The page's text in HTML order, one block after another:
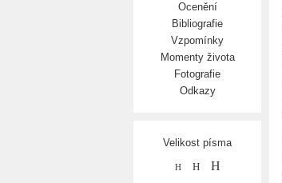
Ocenění
Bibliografie
Vzpomínky
Momenty života
Fotografie
Odkazy
Velikost písma
H H H